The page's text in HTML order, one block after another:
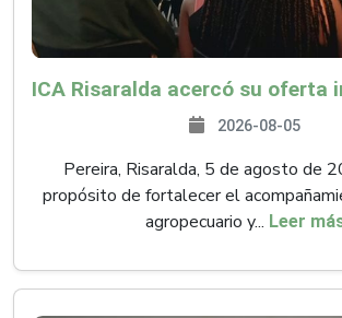
2026-08-05
Pereira, Risaralda, 5 de agosto de
propósito de fortalecer el
agropecuario y... Leer